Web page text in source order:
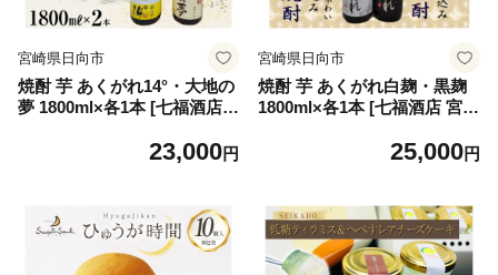
宮崎県日向市
焼酎 芋 あくがれ14°・大地の
夢 1800ml×各1本 [七福酒店
焼酎 本格焼酎 女性 度数 低い
23,000円
宮崎県日向市
焼酎 芋 あくがれ白麹・黒麹
1800ml×各1本 [七福酒店 宮崎
甕壷 本格焼酎 白麹 黒麹 25度
25,000円